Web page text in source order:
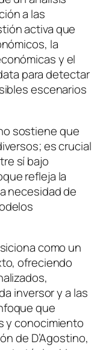
a las
activa que
la
y el
para detectar
escenarios
sostiene que
es crucial
sí bajo
refleja la
necesidad de
como un
ofreciendo
inversor y a las
que
y conocimiento
de D’Agostino,